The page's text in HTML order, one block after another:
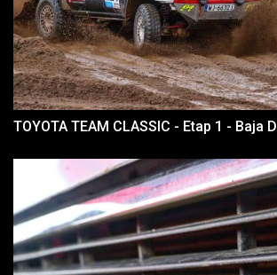
TOYOTA TEAM CLASSIC - Etap 1 - Baja